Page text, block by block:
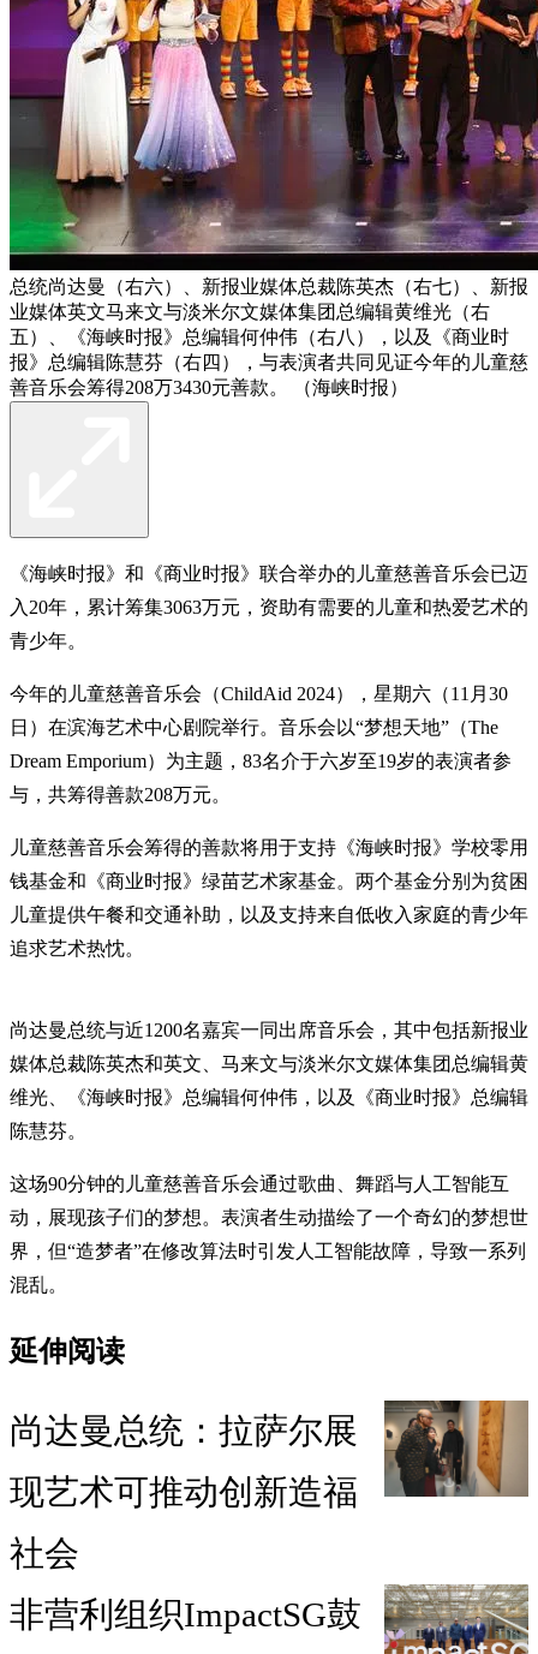
总统尚达曼（右六）、新报业媒体总裁陈英杰（右七）、新报
业媒体英文马来文与淡米尔文媒体集团总编辑黄维光（右
五）、《海峡时报》总编辑何仲伟（右八），以及《商业时
报》总编辑陈慧芬（右四），与表演者共同见证今年的儿童慈
善音乐会筹得208万3430元善款。 （海峡时报）
《海峡时报》和《商业时报》联合举办的儿童慈善音乐会已迈
入20年，累计筹集3063万元，资助有需要的儿童和热爱艺术的
青少年。
今年的儿童慈善音乐会（ChildAid 2024），星期六（11月30
日）在滨海艺术中心剧院举行。音乐会以“梦想天地”（The
Dream Emporium）为主题，83名介于六岁至19岁的表演者参
与，共筹得善款208万元。
儿童慈善音乐会筹得的善款将用于支持《海峡时报》学校零用
钱基金和《商业时报》绿苗艺术家基金。两个基金分别为贫困
儿童提供午餐和交通补助，以及支持来自低收入家庭的青少年
追求艺术热忱。
尚达曼总统与近1200名嘉宾一同出席音乐会，其中包括新报业
媒体总裁陈英杰和英文、马来文与淡米尔文媒体集团总编辑黄
维光、《海峡时报》总编辑何仲伟，以及《商业时报》总编辑
陈慧芬。
这场90分钟的儿童慈善音乐会通过歌曲、舞蹈与人工智能互
动，展现孩子们的梦想。表演者生动描绘了一个奇幻的梦想世
界，但“造梦者”在修改算法时引发人工智能故障，导致一系列
混乱。
延伸阅读
尚达曼总统：拉萨尔展
现艺术可推动创新造福
社会
非营利组织ImpactSG鼓